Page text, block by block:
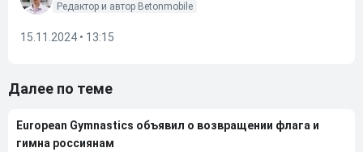
Редактор и автор Betonmobile
15.11.2024 • 13:15
Далее по теме
European Gymnastics объявил о возвращении флага и
гимна россиянам